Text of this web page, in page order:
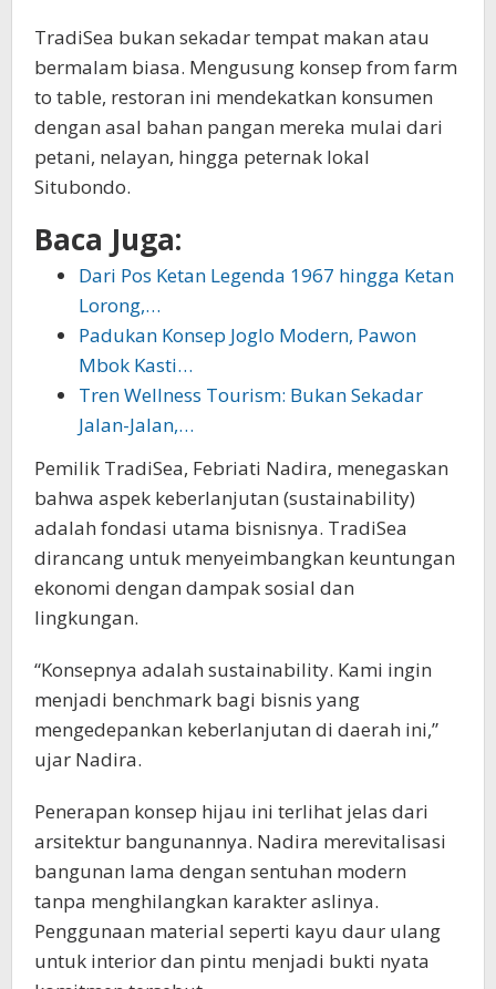
TradiSea bukan sekadar tempat makan atau
bermalam biasa. Mengusung konsep from farm
to table, restoran ini mendekatkan konsumen
dengan asal bahan pangan mereka mulai dari
petani, nelayan, hingga peternak lokal
Situbondo.
Baca Juga:
Dari Pos Ketan Legenda 1967 hingga Ketan
Lorong,…
Padukan Konsep Joglo Modern, Pawon
Mbok Kasti…
Tren Wellness Tourism: Bukan Sekadar
Jalan-Jalan,…
Pemilik TradiSea, Febriati Nadira, menegaskan
bahwa aspek keberlanjutan (sustainability)
adalah fondasi utama bisnisnya. TradiSea
dirancang untuk menyeimbangkan keuntungan
ekonomi dengan dampak sosial dan
lingkungan.
“Konsepnya adalah sustainability. Kami ingin
menjadi benchmark bagi bisnis yang
mengedepankan keberlanjutan di daerah ini,”
ujar Nadira.
Penerapan konsep hijau ini terlihat jelas dari
arsitektur bangunannya. Nadira merevitalisasi
bangunan lama dengan sentuhan modern
tanpa menghilangkan karakter aslinya.
Penggunaan material seperti kayu daur ulang
untuk interior dan pintu menjadi bukti nyata